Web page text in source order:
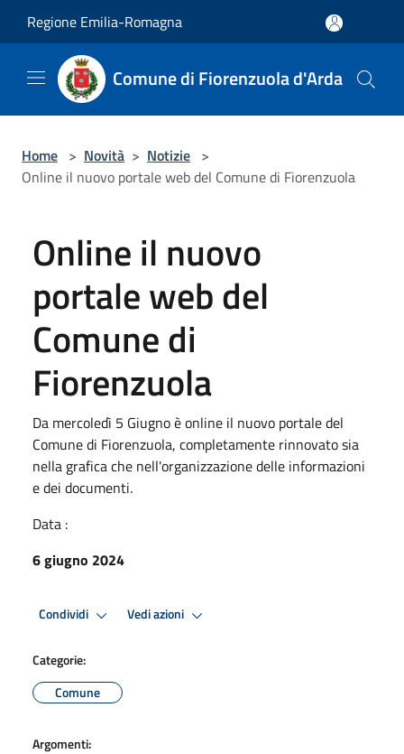
Regione Emilia-Romagna
Comune di Fiorenzuola d'Arda
Home > Novità > Notizie >
Online il nuovo portale web del Comune di Fiorenzuola
Online il nuovo
portale web del
Comune di
Fiorenzuola
Da mercoledì 5 Giugno è online il nuovo portale del
Comune di Fiorenzuola, completamente rinnovato sia
nella grafica che nell'organizzazione delle informazioni
e dei documenti.
Data :
6 giugno 2024
Condividi Vedi azioni
Categorie:
Comune
Argomenti: